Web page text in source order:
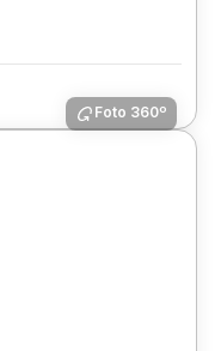
Foto 360º